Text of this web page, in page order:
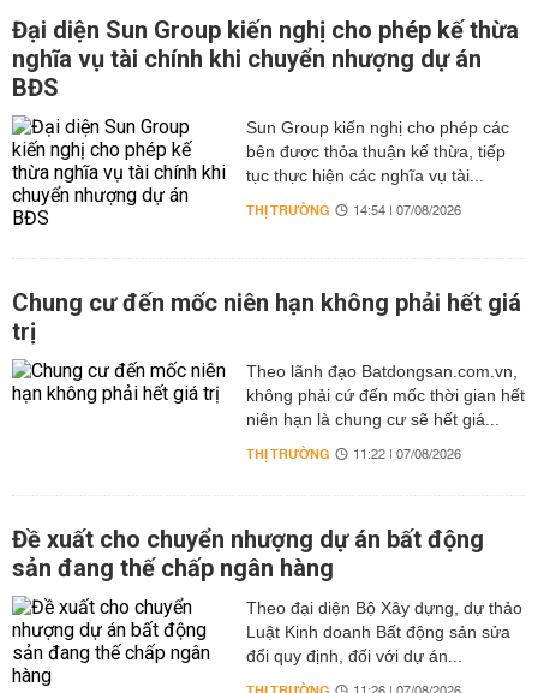
Đại diện Sun Group kiến nghị cho phép kế thừa
nghĩa vụ tài chính khi chuyển nhượng dự án
BĐS
Sun Group kiến nghị cho phép các
bên được thỏa thuận kế thừa, tiếp
tục thực hiện các nghĩa vụ tài...
THỊ TRƯỜNG 14:54 | 07/08/2026
Chung cư đến mốc niên hạn không phải hết giá
trị
Theo lãnh đạo Batdongsan.com.vn,
không phải cứ đến mốc thời gian hết
niên hạn là chung cư sẽ hết giá...
THỊ TRƯỜNG 11:22 | 07/08/2026
Đề xuất cho chuyển nhượng dự án bất động
sản đang thế chấp ngân hàng
Theo đại diện Bộ Xây dựng, dự thảo
Luật Kinh doanh Bất động sản sửa
đổi quy định, đối với dự án...